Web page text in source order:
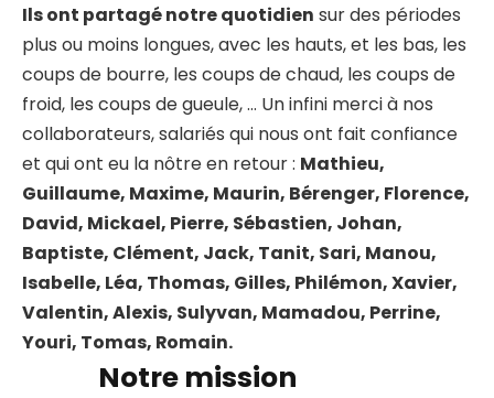
Ils ont partagé notre quotidien sur des périodes
plus ou moins longues, avec les hauts, et les bas, les
coups de bourre, les coups de chaud, les coups de
froid, les coups de gueule, … Un infini merci à nos
collaborateurs, salariés qui nous ont fait confiance
et qui ont eu la nôtre en retour : Mathieu,
Guillaume, Maxime, Maurin, Bérenger, Florence,
David, Mickael, Pierre, Sébastien, Johan,
Baptiste, Clément, Jack, Tanit, Sari, Manou,
Isabelle, Léa, Thomas, Gilles, Philémon, Xavier,
Valentin, Alexis, Sulyvan, Mamadou, Perrine,
Youri, Tomas, Romain.
Notre mission